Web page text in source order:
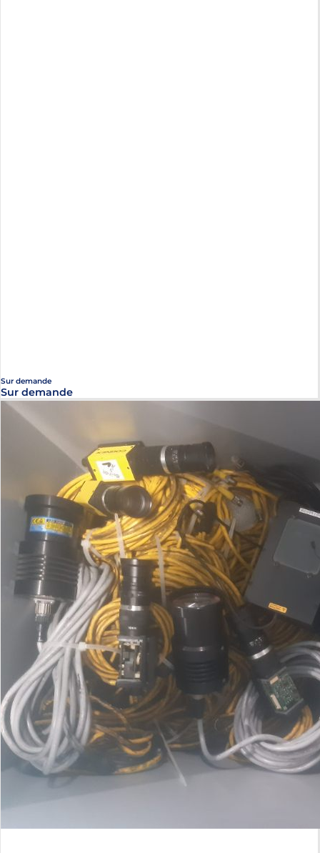
Sur demande
Sur demande